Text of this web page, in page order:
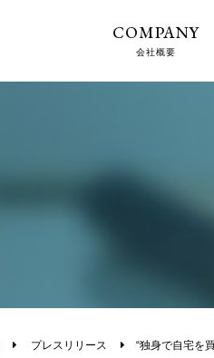
COMPANY
会社概要
プレスリリース “独身で自宅を